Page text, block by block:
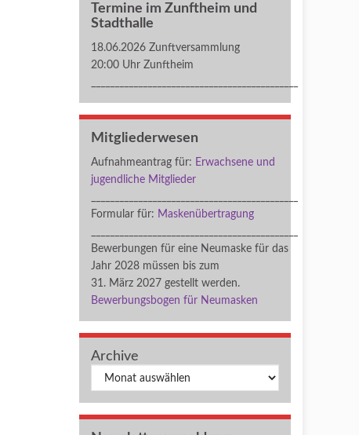
Termine im Zunftheim und
Stadthalle
18.06.2026 Zunftversammlung
20:00 Uhr Zunftheim
Mitgliederwesen
Aufnahmeantrag für: Erwachsene und
jugendliche Mitglieder
Formular für: Maskenübertragung
Bewerbungen für eine Neumaske für das
Jahr 2028 müssen bis zum
31. März 2027 gestellt werden.
Bewerbungsbogen für Neumasken
Archive
Archiv